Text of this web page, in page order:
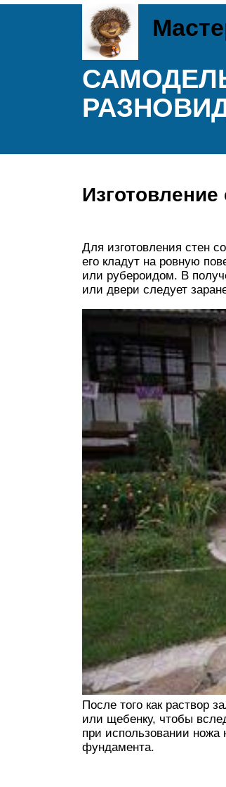
Изготовление
Для изготовления стен
его кладут на ровную
или рубероидом. В
или двери следует
После того как раствор
или щебенку, чтобы
при использовании
фундамента.